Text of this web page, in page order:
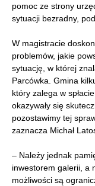
pomoc ze strony
sytuacji bezradny,
W magistracie
problemów, jakie
sytuację, w której
Parcówka. Gmina
który zalega w
okazywały się
pozostawimy tej
zaznacza Michał
– Należy jednak
inwestorem galerii, a
możliwości są